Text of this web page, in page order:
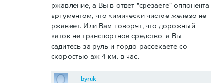
ржавление, а Вы в ответ "срезаете" оппонента
аргументом, что химически чистое железо не
ржавеет. Или Вам говорят, что дорожный
каток не транспортное средство, а Вы
садитесь за руль и гордо рассекаете со
скоростью аж 4 км. в час.
byruk